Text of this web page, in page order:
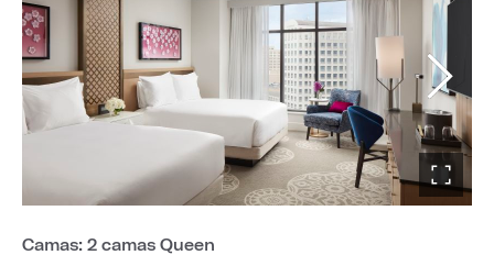
Camas: 2 camas Queen